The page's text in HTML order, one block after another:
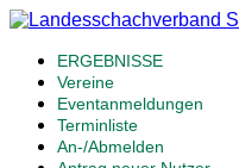
ERGEBNISSE
Vereine
Eventanmeldungen
Terminliste
An-/Abmelden